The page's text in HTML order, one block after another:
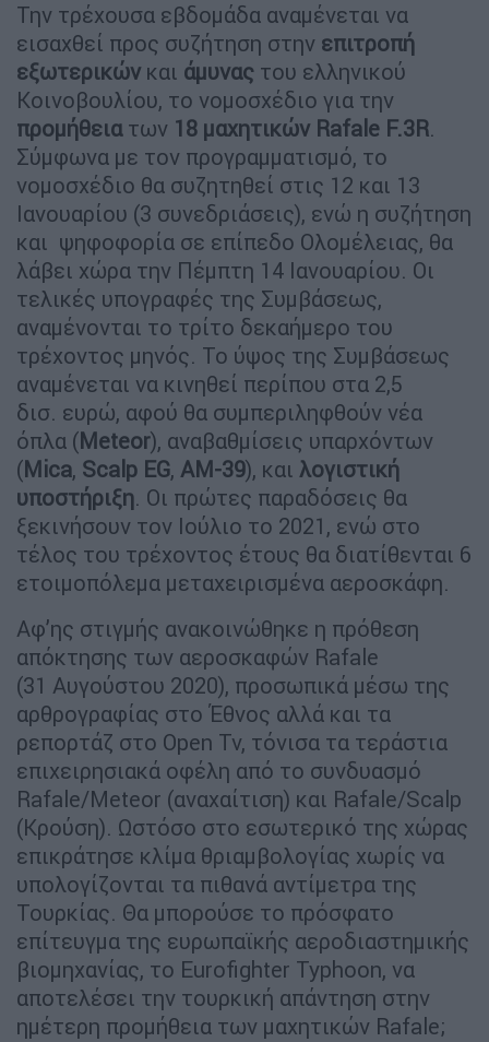
Την τρέχουσα εβδομάδα αναμένεται να
εισαχθεί προς συζήτηση στην επιτροπή
εξωτερικών και άμυνας του ελληνικού
Κοινοβουλίου, το νομοσχέδιο για την
προμήθεια των 18 μαχητικών Rafale F.3R.
Σύμφωνα με τον προγραμματισμό, το
νομοσχέδιο θα συζητηθεί στις 12 και 13
Ιανουαρίου (3 συνεδριάσεις), ενώ η συζήτηση
και ψηφοφορία σε επίπεδο Ολομέλειας, θα
λάβει χώρα την Πέμπτη 14 Ιανουαρίου. Οι
τελικές υπογραφές της Συμβάσεως,
αναμένονται το τρίτο δεκαήμερο του
τρέχοντος μηνός. Το ύψος της Συμβάσεως
αναμένεται να κινηθεί περίπου στα 2,5
δισ. ευρώ, αφού θα συμπεριληφθούν νέα
όπλα (Meteor), αναβαθμίσεις υπαρχόντων
(Mica, Scalp EG, AM-39), και λογιστική
υποστήριξη. Οι πρώτες παραδόσεις θα
ξεκινήσουν τον Ιούλιο το 2021, ενώ στο
τέλος του τρέχοντος έτους θα διατίθενται 6
ετοιμοπόλεμα μεταχειρισμένα αεροσκάφη.
Αφ’ης στιγμής ανακοινώθηκε η πρόθεση
απόκτησης των αεροσκαφών Rafale
(31 Αυγούστου 2020), προσωπικά μέσω της
αρθρογραφίας στο Έθνος αλλά και τα
ρεπορτάζ στο Open Tv, τόνισα τα τεράστια
επιχειρησιακά οφέλη από το συνδυασμό
Rafale/Meteor (αναχαίτιση) και Rafale/Scalp
(Κρούση). Ωστόσο στο εσωτερικό της χώρας
επικράτησε κλίμα θριαμβολογίας χωρίς να
υπολογίζονται τα πιθανά αντίμετρα της
Τουρκίας. Θα μπορούσε τo πρόσφατο
επίτευγμα της ευρωπαϊκής αεροδιαστημικής
βιομηχανίας, το Eurofighter Typhoon, να
αποτελέσει την τουρκική απάντηση στην
ημέτερη προμήθεια των μαχητικών Rafale;